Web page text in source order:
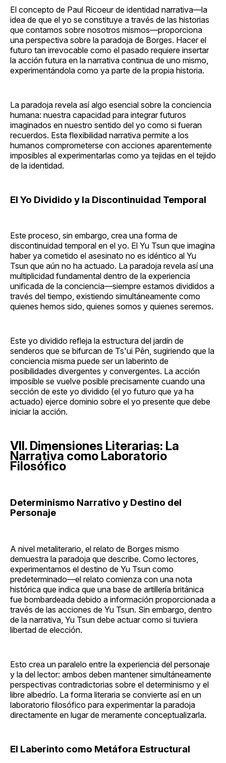
El concepto de Paul Ricoeur de identidad narrativa—la
idea de que el yo se constituye a través de las historias
que contamos sobre nosotros mismos—proporciona
una perspectiva sobre la paradoja de Borges. Hacer el
futuro tan irrevocable como el pasado requiere insertar
la acción futura en la narrativa continua de uno mismo,
experimentándola como ya parte de la propia historia.
La paradoja revela así algo esencial sobre la conciencia
humana: nuestra capacidad para integrar futuros
imaginados en nuestro sentido del yo como si fueran
recuerdos. Esta flexibilidad narrativa permite a los
humanos comprometerse con acciones aparentemente
imposibles al experimentarlas como ya tejidas en el tejido
de la identidad.
El Yo Dividido y la Discontinuidad Temporal
Este proceso, sin embargo, crea una forma de
discontinuidad temporal en el yo. El Yu Tsun que imagina
haber ya cometido el asesinato no es idéntico al Yu
Tsun que aún no ha actuado. La paradoja revela así una
multiplicidad fundamental dentro de la experiencia
unificada de la conciencia—siempre estamos divididos a
través del tiempo, existiendo simultáneamente como
quienes hemos sido, quienes somos y quienes seremos.
Este yo dividido refleja la estructura del jardín de
senderos que se bifurcan de Ts'ui Pên, sugiriendo que la
conciencia misma puede ser un laberinto de
posibilidades divergentes y convergentes. La acción
imposible se vuelve posible precisamente cuando una
sección de este yo dividido (el yo futuro que ya ha
actuado) ejerce dominio sobre el yo presente que debe
iniciar la acción.
VII. Dimensiones Literarias: La
Narrativa como Laboratorio
Filosófico
Determinismo Narrativo y Destino del
Personaje
A nivel metaliterario, el relato de Borges mismo
demuestra la paradoja que describe. Como lectores,
experimentamos el destino de Yu Tsun como
predeterminado—el relato comienza con una nota
histórica que indica que una base de artillería británica
fue bombardeada debido a información proporcionada a
través de las acciones de Yu Tsun. Sin embargo, dentro
de la narrativa, Yu Tsun debe actuar como si tuviera
libertad de elección.
Esto crea un paralelo entre la experiencia del personaje
y la del lector: ambos deben mantener simultáneamente
perspectivas contradictorias sobre el determinismo y el
libre albedrío. La forma literaria se convierte así en un
laboratorio filosófico para experimentar la paradoja
directamente en lugar de meramente conceptualizarla.
El Laberinto como Metáfora Estructural